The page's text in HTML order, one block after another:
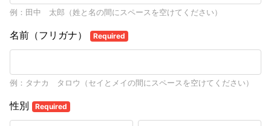
例：田中 太郎（姓と名の間にスペースを空けてください）
名前（フリガナ） Required
例：タナカ タロウ（セイとメイの間にスペースを空けてください）
性別 Required